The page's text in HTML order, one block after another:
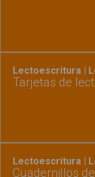
Lectoescritura |
Tarjetas de
Lectoescritura |
Cuadernillos